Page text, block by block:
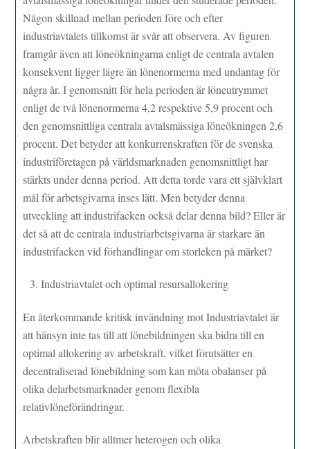
Någon skillnad mellan perioden före och efter
industriavtalets tillkomst är svår att observera. Av figuren
framgår även att löneökningarna enligt de centrala avtalen
konsekvent ligger lägre än lönenormerna med undantag för
några år. I genomsnitt för hela perioden är löneutrymmet
enligt de två lönenormerna 4,2 respektive 5,9 procent och
den genomsnittliga centrala avtalsmässiga löneökningen 2,6
procent. Det betyder att konkurrenskraften för de svenska
industriföretagen på världsmarknaden genomsnittligt har
stärkts under denna period. Att detta torde vara ett självklart
mål för arbetsgivarna inses lätt. Men betyder denna
utveckling att industrifacken också delar denna bild? Eller är
det så att de centrala industriarbetsgivarna är starkare än
industrifacken vid förhandlingar om storleken på märket?
Industriavtalet och optimal resursallokering
En återkommande kritisk invändning mot Industriavtalet är
att hänsyn inte tas till att lönebildningen ska bidra till en
optimal allokering av arbetskraft, vilket förutsätter en
decentraliserad lönebildning som kan möta obalanser på
olika delarbetsmarknader genom flexibla
relativlöneförändringar.
Arbetskraften blir alltmer heterogen och olika